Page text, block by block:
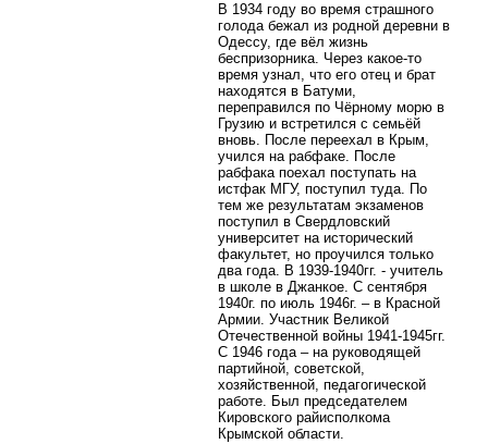
В 1934 году во время страшного
голода бежал из родной деревни в
Одессу, где вёл жизнь
беспризорника. Через какое-то
время узнал, что его отец и брат
находятся в Батуми,
переправился по Чёрному морю в
Грузию и встретился с семьёй
вновь. После переехал в Крым,
учился на рабфаке. После
рабфака поехал поступать на
истфак МГУ, поступил туда. По
тем же результатам экзаменов
поступил в Свердловский
университет на исторический
факультет, но проучился только
два года. В 1939-1940гг. - учитель
в школе в Джанкое. С сентября
1940г. по июль 1946г. – в Красной
Армии. Участник Великой
Отечественной войны 1941-1945гг.
С 1946 года – на руководящей
партийной, советской,
хозяйственной, педагогической
работе. Был председателем
Кировского райисполкома
Крымской области.